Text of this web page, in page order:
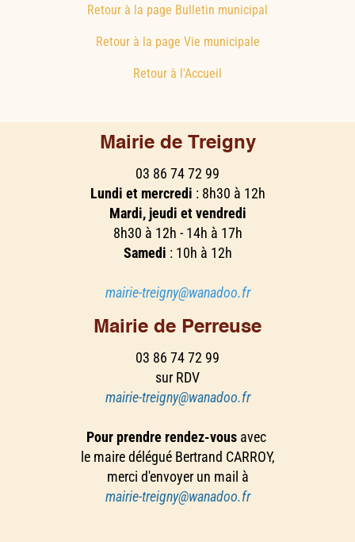
Retour à la page Bulletin municipal
Retour à la page Vie municipale
Retour à l'Accueil
Mairie de Treigny
03 86 74 72 99
Lundi et mercredi : 8h30 à 12h
Mardi, jeudi et vendredi
8h30 à 12h - 14h à 17h
Samedi : 10h à 12h
mairie-treigny@wanadoo.fr
Mairie de Perreuse
03 86 74 72 99
sur RDV
mairie-treigny@wanadoo.fr
Pour prendre rendez-vous avec
le maire délégué Bertrand CARROY,
merci d'envoyer un mail à
mairie-treigny@wanadoo.fr